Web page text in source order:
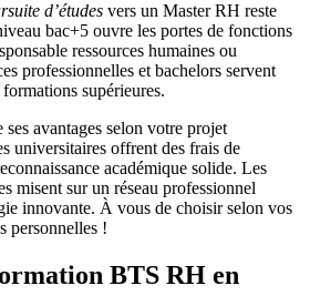
d’études vers un Master RH reste
bac+5 ouvre les portes de fonctions
ressources humaines ou
professionnelles et bachelors servent
supérieures.
ses avantages selon votre projet
universitaires offrent des frais de
académique solide. Les
misent sur un réseau professionnel
innovante. À vous de choisir selon vos
personnelles !
BTS RH en